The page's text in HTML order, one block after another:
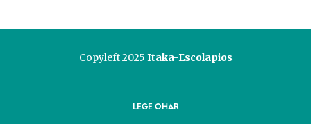
Copyleft 2025 Itaka-Escolapios
LEGE OHAR